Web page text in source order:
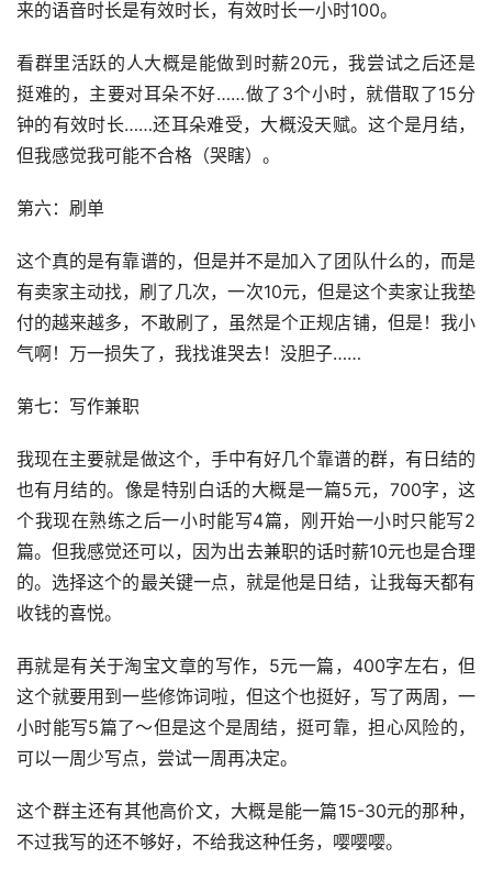
来的语音时长是有效时长，有效时长一小时100。
看群里活跃的人大概是能做到时薪20元，我尝试之后还是
挺难的，主要对耳朵不好……做了3个小时，就借取了15分
钟的有效时长……还耳朵难受，大概没天赋。这个是月结，
但我感觉我可能不合格（哭瞎）。
第六：刷单
这个真的是有靠谱的，但是并不是加入了团队什么的，而是
有卖家主动找，刷了几次，一次10元，但是这个卖家让我垫
付的越来越多，不敢刷了，虽然是个正规店铺，但是！我小
气啊！万一损失了，我找谁哭去！没胆子……
第七：写作兼职
我现在主要就是做这个，手中有好几个靠谱的群，有日结的
也有月结的。像是特别白话的大概是一篇5元，700字，这
个我现在熟练之后一小时能写4篇，刚开始一小时只能写2
篇。但我感觉还可以，因为出去兼职的话时薪10元也是合理
的。选择这个的最关键一点，就是他是日结，让我每天都有
收钱的喜悦。
再就是有关于淘宝文章的写作，5元一篇，400字左右，但
这个就要用到一些修饰词啦，但这个也挺好，写了两周，一
小时能写5篇了～但是这个是周结，挺可靠，担心风险的，
可以一周少写点，尝试一周再决定。
这个群主还有其他高价文，大概是能一篇15-30元的那种，
不过我写的还不够好，不给我这种任务，嘤嘤嘤。